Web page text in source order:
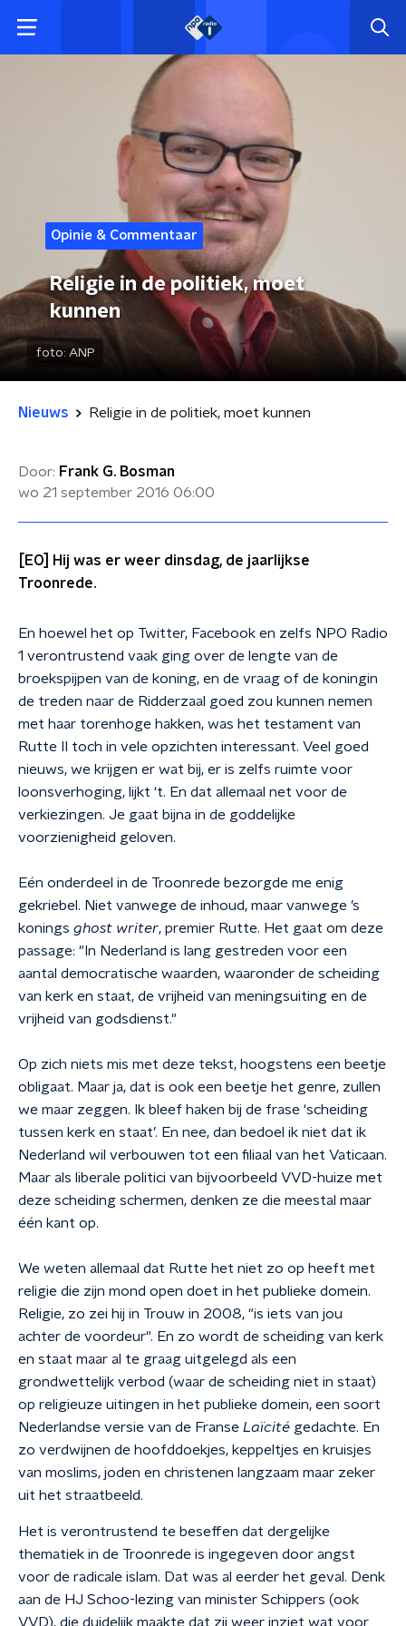
Opinie & Commentaar
Religie in de politiek, moet
kunnen
foto: ANP
Nieuws Religie in de politiek, moet kunnen
Door: Frank G. Bosman
wo 21 september 2016 06:00
[EO] Hij was er weer dinsdag, de jaarlijkse
Troonrede.
En hoewel het op Twitter, Facebook en zelfs NPO Radio
1 verontrustend vaak ging over de lengte van de
broekspijpen van de koning, en de vraag of de koningin
de treden naar de Ridderzaal goed zou kunnen nemen
met haar torenhoge hakken, was het testament van
Rutte II toch in vele opzichten interessant. Veel goed
nieuws, we krijgen er wat bij, er is zelfs ruimte voor
loonsverhoging, lijkt ‘t. En dat allemaal net voor de
verkiezingen. Je gaat bijna in de goddelijke
voorzienigheid geloven.
Eén onderdeel in de Troonrede bezorgde me enig
gekriebel. Niet vanwege de inhoud, maar vanwege ’s
konings ghost writer, premier Rutte. Het gaat om deze
passage: "In Nederland is lang gestreden voor een
aantal democratische waarden, waaronder de scheiding
van kerk en staat, de vrijheid van meningsuiting en de
vrijheid van godsdienst."
Op zich niets mis met deze tekst, hoogstens een beetje
obligaat. Maar ja, dat is ook een beetje het genre, zullen
we maar zeggen. Ik bleef haken bij de frase ‘scheiding
tussen kerk en staat’. En nee, dan bedoel ik niet dat ik
Nederland wil verbouwen tot een filiaal van het Vaticaan.
Maar als liberale politici van bijvoorbeeld VVD-huize met
deze scheiding schermen, denken ze die meestal maar
één kant op.
We weten allemaal dat Rutte het niet zo op heeft met
religie die zijn mond open doet in het publieke domein.
Religie, zo zei hij in Trouw in 2008, "is iets van jou
achter de voordeur". En zo wordt de scheiding van kerk
en staat maar al te graag uitgelegd als een
grondwettelijk verbod (waar de scheiding niet in staat)
op religieuze uitingen in het publieke domein, een soort
Nederlandse versie van de Franse Laïcité gedachte. En
zo verdwijnen de hoofddoekjes, keppeltjes en kruisjes
van moslims, joden en christenen langzaam maar zeker
uit het straatbeeld.
Het is verontrustend te beseffen dat dergelijke
thematiek in de Troonrede is ingegeven door angst
voor de radicale islam. Dat was al eerder het geval. Denk
aan de HJ Schoo-lezing van minister Schippers (ook
VVD), die duidelijk maakte dat zij weer inziet wat voor